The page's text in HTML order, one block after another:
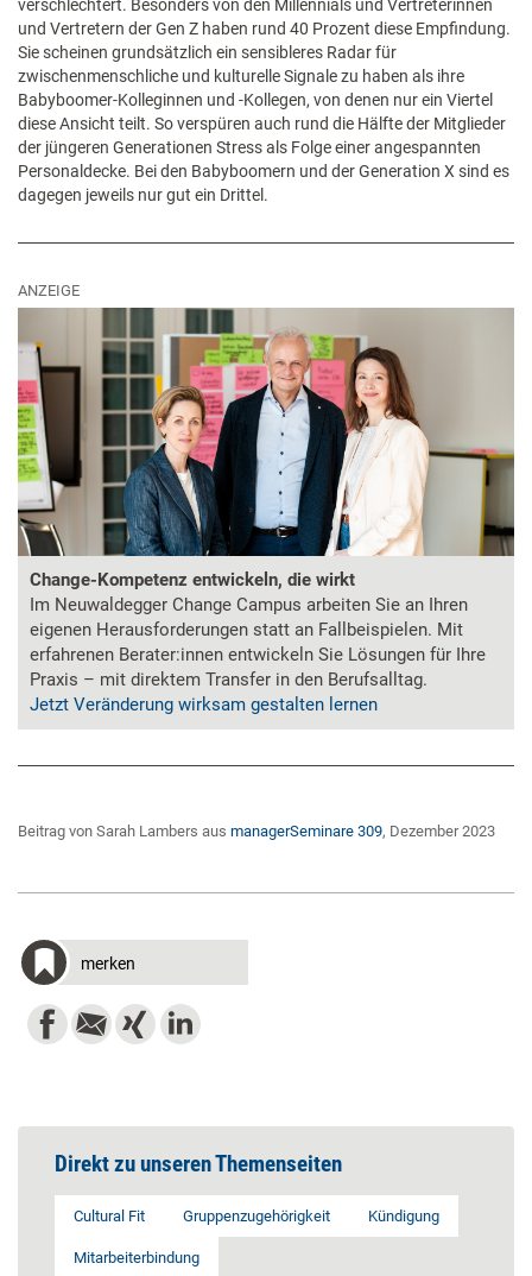
verschlechtert. Besonders von den Millennials und Vertreterinnen
und Vertretern der Gen Z haben rund 40 Prozent diese Empfindung.
Sie scheinen grundsätzlich ein sensibleres Radar für
zwischenmenschliche und kulturelle Signale zu haben als ihre
Babyboomer-Kolleginnen und -Kollegen, von denen nur ein Viertel
diese Ansicht teilt. So verspüren auch rund die Hälfte der Mitglieder
der jüngeren Generationen Stress als Folge einer angespannten
Personaldecke. Bei den Babyboomern und der Generation X sind es
dagegen jeweils nur gut ein Drittel.
ANZEIGE
Change-Kompetenz entwickeln, die wirkt
Im Neuwaldegger Change Campus arbeiten Sie an Ihren
eigenen Herausforderungen statt an Fallbeispielen. Mit
erfahrenen Berater:innen entwickeln Sie Lösungen für Ihre
Praxis – mit direktem Transfer in den Berufsalltag.
Jetzt Veränderung wirksam gestalten lernen
Beitrag von Sarah Lambers aus managerSeminare 309, Dezember 2023
merken
Direkt zu unseren Themenseiten
Cultural Fit Gruppenzugehörigkeit Kündigung
Mitarbeiterbindung